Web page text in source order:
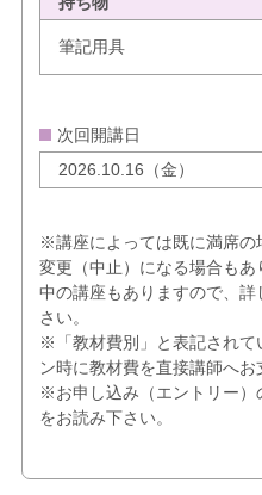
筆記用具
次回開講日
2026.10.16（金）
※講座によっては既に満席の
変更（中止）になる場合も
中の講座もありますので、
さい。
※「教材費別」と表記されて
ン時に教材費を直接講師へお
※お申し込み（エントリー）
をお読み下さい。